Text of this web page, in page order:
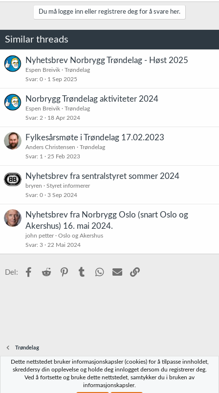
a
n
e
r
:
Du må logge inn eller registrere deg for å svare her.
Similar threads
Nyhetsbrev Norbrygg Trøndelag - Høst 2025
Espen Breivik
Trøndelag
Svar 0 1 Sep 2025
Norbrygg Trøndelag aktiviteter 2024
Espen Breivik
Trøndelag
Svar 2 18 Apr 2024
Fylkesårsmøte i Trøndelag 17.02.2023
Anders Christensen
Trøndelag
Svar 1 25 Feb 2023
Nyhetsbrev fra sentralstyret sommer 2024
bryren
Styret informerer
Svar 0 3 Sep 2024
Nyhetsbrev fra Norbrygg Oslo (snart Oslo og
Akershus) 16. mai 2024.
john petter
Oslo og Akershus
Svar 3 22 Mai 2024
Del: Facebook
Reddit PinterestTumblr WhatsApp
E-post
Trøndelag
Norbrygg-default
Vilkår og regler Personvernregler
Dette nettstedet bruker informasjonskapsler (cookies) for å tilpasse innholdet,
skreddersy din opplevelse og holde deg innlogget dersom du registrerer deg.
Ved å fortsette og bruke dette nettstedet, samtykker du i bruken av
informasjonskapsler.